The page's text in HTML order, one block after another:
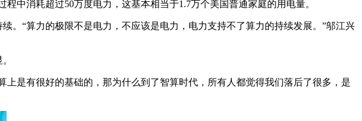
消耗超过50万度电力，这基本相当于1.7万个美国普通家庭的用电量。
“算力的极限不是电力，不应该是电力，电力支持不了算力的持续发展。”邬江兴
是有很好的基础的，那为什么到了智算时代，所有人都觉得我们落后了很多，是